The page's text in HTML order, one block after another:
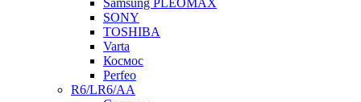
Samsung PLEOMAX
SONY
TOSHIBA
Varta
Космос
Perfeo
R6/LR6/AA